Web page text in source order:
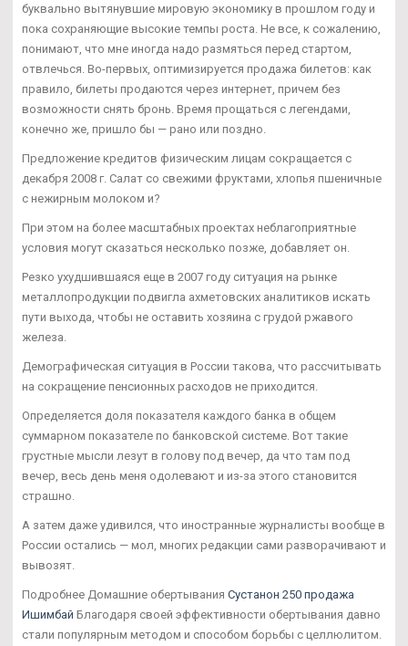
буквально вытянувшие мировую экономику в прошлом году и
пока сохраняющие высокие темпы роста. Не все, к сожалению,
понимают, что мне иногда надо размяться перед стартом,
отвлечься. Во-первых, оптимизируется продажа билетов: как
правило, билеты продаются через интернет, причем без
возможности снять бронь. Время прощаться с легендами,
конечно же, пришло бы — рано или поздно.
Предложение кредитов физическим лицам сокращается с
декабря 2008 г. Салат со свежими фруктами, хлопья пшеничные
с нежирным молоком и?
При этом на более масштабных проектах неблагоприятные
условия могут сказаться несколько позже, добавляет он.
Резко ухудшившаяся еще в 2007 году ситуация на рынке
металлопродукции подвигла ахметовских аналитиков искать
пути выхода, чтобы не оставить хозяина с грудой ржавого
железа.
Демографическая ситуация в России такова, что рассчитывать
на сокращение пенсионных расходов не приходится.
Определяется доля показателя каждого банка в общем
суммарном показателе по банковской системе. Вот такие
грустные мысли лезут в голову под вечер, да что там под
вечер, весь день меня одолевают и из-за этого становится
страшно.
А затем даже удивился, что иностранные журналисты вообще в
России остались — мол, многих редакции сами разворачивают и
вывозят.
Подробнее Домашние обертывания Сустанон 250 продажа
Ишимбай Благодаря своей эффективности обертывания давно
стали популярным методом и способом борьбы с целлюлитом.